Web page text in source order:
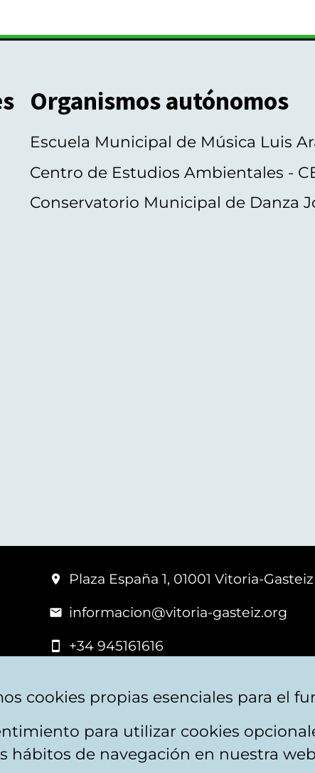
Organismos autónomos
Escuela Municipal de Música Luis
Centro de Estudios Ambientales -
Conservatorio Municipal de Danza
Plaza España 1, 01001 Vitoria-Gasteiz
informacion@vitoria-gasteiz.org
+34 945161616
Mapa web Accesibilidad
cookies propias esenciales para el
para utilizar cookies
hábitos de navegación en nuestra